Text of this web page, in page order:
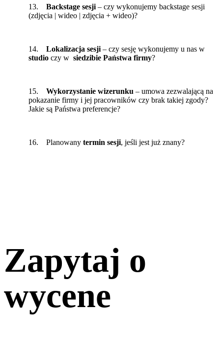
13. Backstage sesji – czy wykonujemy backstage sesji
(zdjęcia | wideo | zdjęcia + wideo)?
14. Lokalizacja sesji – czy sesję wykonujemy u nas w
studio czy w siedzibie Państwa firmy?
15. Wykorzystanie wizerunku – umowa zezwalającą na
pokazanie firmy i jej pracowników czy brak takiej zgody?
Jakie są Państwa preferencje?
16. Planowany termin sesji, jeśli jest już znany?
Zapytaj o
wycene